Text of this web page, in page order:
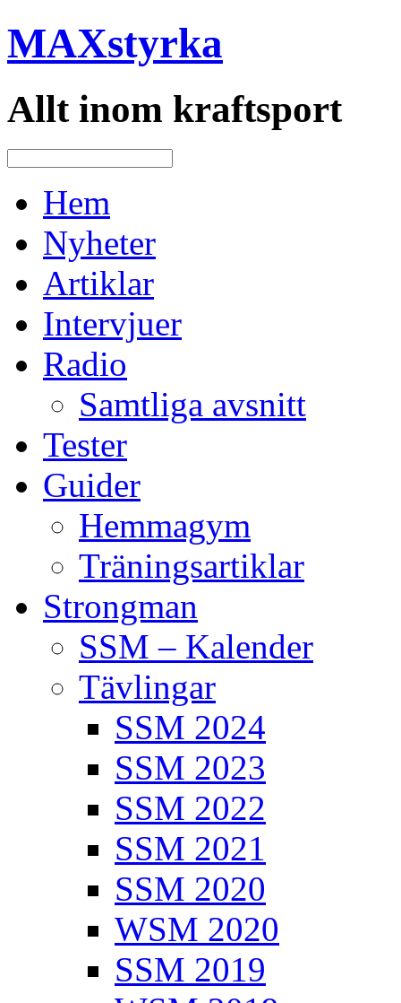
MAXstyrka
Allt inom kraftsport
Hem
Nyheter
Artiklar
Intervjuer
Radio
Samtliga avsnitt
Tester
Guider
Hemmagym
Träningsartiklar
Strongman
SSM – Kalender
Tävlingar
SSM 2024
SSM 2023
SSM 2022
SSM 2021
SSM 2020
WSM 2020
SSM 2019